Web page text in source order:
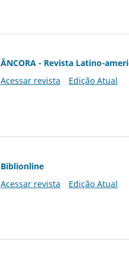
ÂNCORA - Revista Latino-
Acessar revista
Edição Atual
Biblionline
Acessar revista
Edição Atual